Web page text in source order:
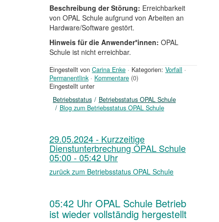
Beschreibung der Störung: Erreichbarkeit
von OPAL Schule aufgrund von Arbeiten an
Hardware/Software gestört.
Hinweis für die Anwender*innen: OPAL
Schule ist nicht erreichbar.
Eingestellt von Carina Enke · Kategorien: Vorfall ·
Permanentlink · Kommentare (0)
Eingestellt unter
Betriebsstatus
Betriebsstatus OPAL Schule
Blog zum Betriebsstatus OPAL Schule
29.05.2024 - Kurzzeitige
Dienstunterbrechung OPAL Schule
05:00 - 05:42 Uhr
zurück zum Betriebsstatus OPAL Schule
05:42 Uhr OPAL Schule Betrieb
ist wieder vollständig hergestellt